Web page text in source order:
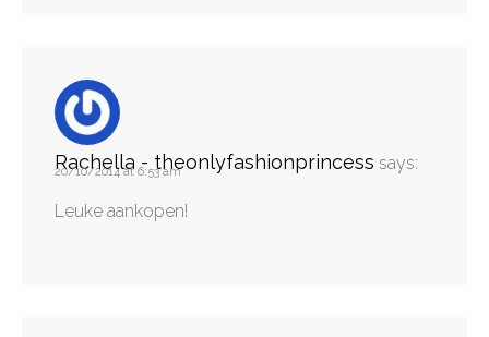
Rachella - theonlyfashionprincess says:
20/10/2014 at 6:53 am
Leuke aankopen!